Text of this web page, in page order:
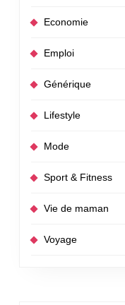
Economie
Emploi
Générique
Lifestyle
Mode
Sport & Fitness
Vie de maman
Voyage